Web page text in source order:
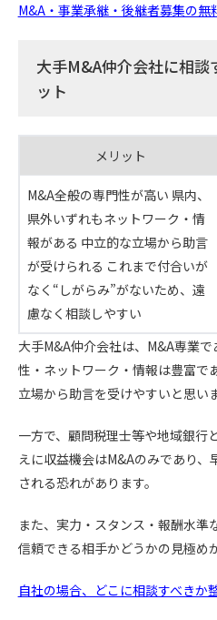
M&A・事業承継・後継者募集の無
大手M&A仲介会社に相談
ット
メリット
M&A全般の専門性が高い 県内、
県外いずれもネットワーク・情
報がある 中立的な立場から助言
が受けられる これまで付合いが
なく“しがらみ”がないため、遠
慮なく相談しやすい
大手M&A仲介会社は、M&A専業
性・ネットワーク・情報は豊富で
立場から助言を受けやすいと思いま
一方で、顧問税理士等や地域銀行
えに収益機会はM&Aのみであり、
される恐れがあります。
また、実力・スタンス・報酬水準
信頼できる相手かどうかの見極め
自社の場合、どこに相談すべきか